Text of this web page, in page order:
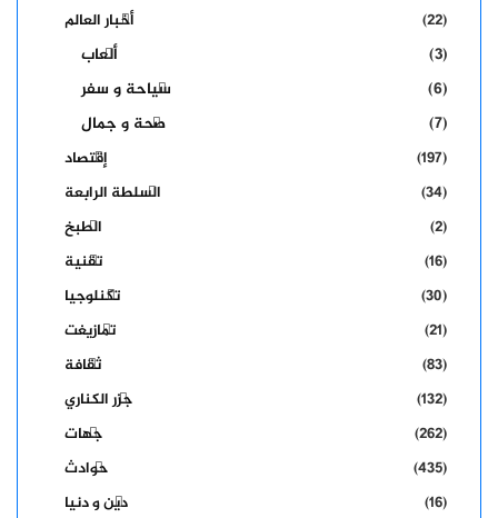
أخبار العالم
(22)
ألعاب
(3)
سياحة و سفر
(6)
صحة و جمال
(7)
إقتصاد
(197)
السلطة الرابعة
(34)
الطبخ
(2)
تقنية
(16)
تكنلوجيا
(30)
تمازيغت
(21)
ثقافة
(83)
جزر الكناري
(132)
جهات
(262)
حوادث
(435)
دين و دنيا
(16)